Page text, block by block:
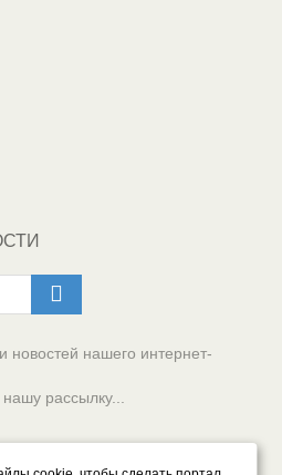
новостей нашего интернет-
рассылку...